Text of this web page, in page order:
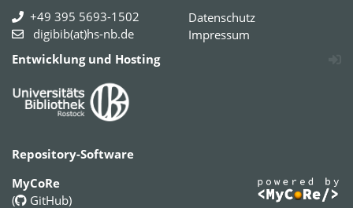
+49 395 5693-1502
digibib(at)hs-nb.de
Datenschutz
Impressum
Entwicklung und Hosting
Repository-Software
MyCoRe
(
GitHub)